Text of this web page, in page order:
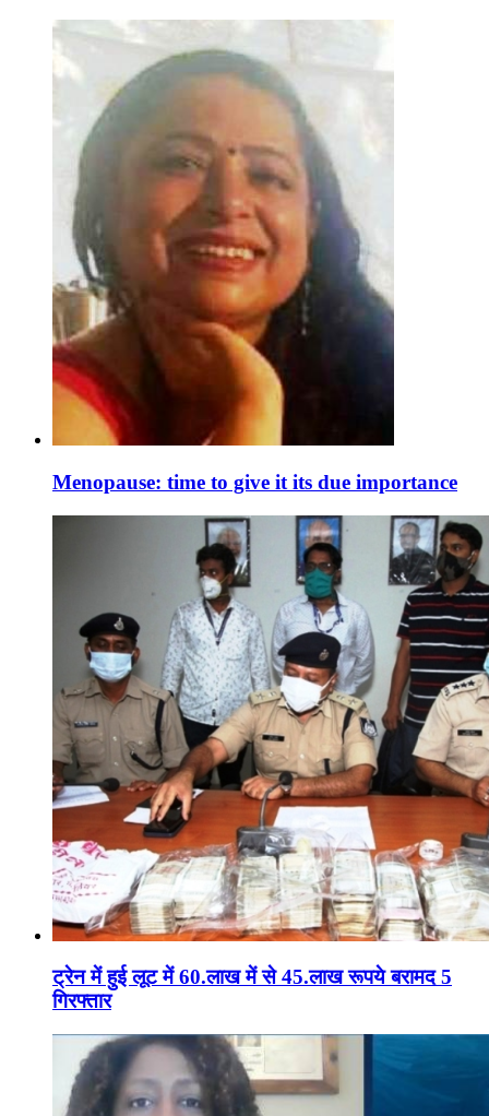
Menopause: time to give it its due importance
ट्रेन में हुई लूट में 60.लाख में से 45.लाख रूपये बरामद 5
गिरफ्तार